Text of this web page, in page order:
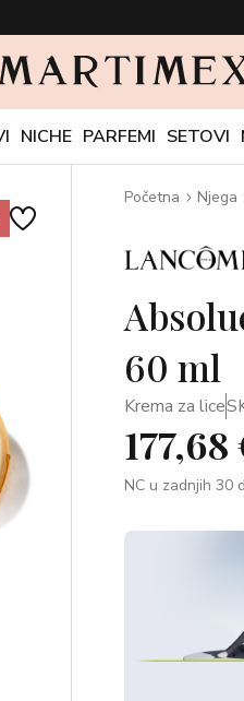
NICHE PARFEMI SETOVI
Početna Njega
60 ml
Krema za lice
177,68
NC u zadnjih 30